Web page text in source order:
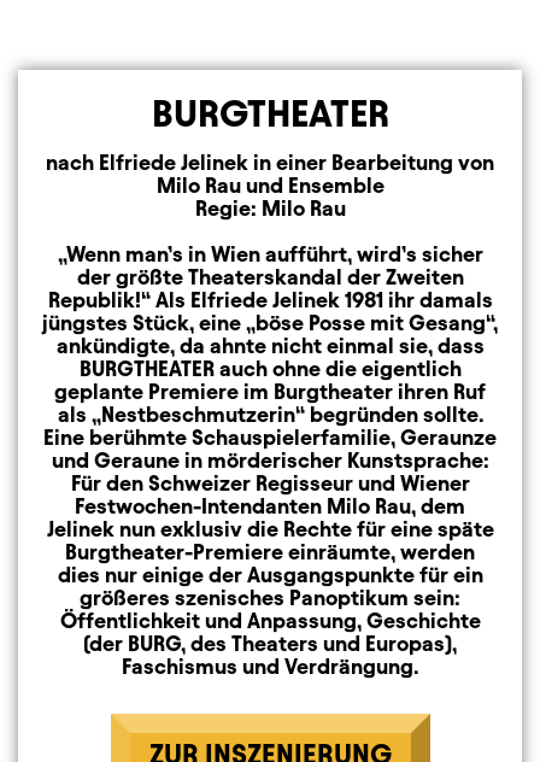
BURGTHEATER
nach Elfriede Jelinek in einer Bearbeitung von
Milo Rau und Ensemble
Regie: Milo Rau
„Wenn man’s in Wien aufführt, wird’s sicher
der größte Theaterskandal der Zweiten
Republik!“ Als Elfriede Jelinek 1981 ihr damals
jüngstes Stück, eine „böse Posse mit Gesang“,
ankündigte, da ahnte nicht einmal sie, dass
BURGTHEATER auch ohne die eigentlich
geplante Premiere im Burgtheater ihren Ruf
als „Nestbeschmutzerin“ begründen sollte.
Eine berühmte Schauspielerfamilie, Geraunze
und Geraune in mörderischer Kunstsprache:
Für den Schweizer Regisseur und Wiener
Festwochen-Intendanten Milo Rau, dem
Jelinek nun exklusiv die Rechte für eine späte
Burgtheater-Premiere einräumte, werden
dies nur einige der Ausgangspunkte für ein
größeres szenisches Panoptikum sein:
Öffentlichkeit und Anpassung, Geschichte
(der BURG, des Theaters und Europas),
Faschismus und Verdrängung.
ZUR INSZENIERUNG